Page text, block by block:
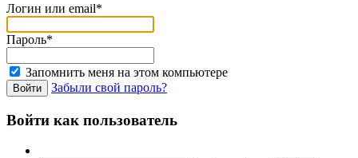
Логин или email*
Пароль*
Запомнить меня на этом компьютере
Забыли свой пароль?
Войти как пользователь